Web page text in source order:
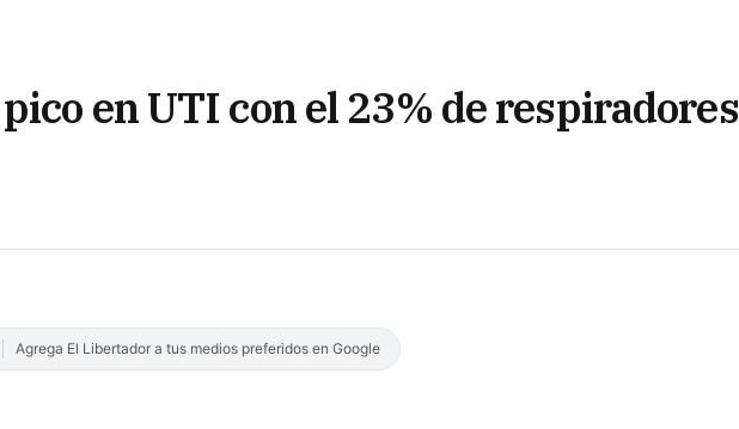
en UTI con el 23% de respiradores
Agrega El Libertador a tus medios preferidos en Google